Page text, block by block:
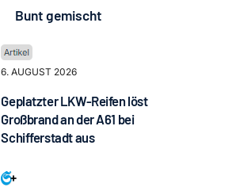
Bunt gemischt
6. AUGUST 2026
Geplatzter LKW-Reifen löst
Großbrand an der A61 bei
Schifferstadt aus